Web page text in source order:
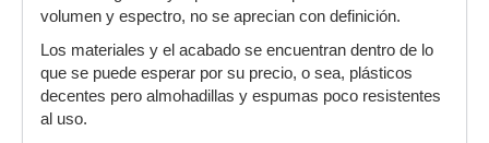
volumen y espectro, no se aprecian con definición.
Los materiales y el acabado se encuentran dentro de lo
que se puede esperar por su precio, o sea, plásticos
decentes pero almohadillas y espumas poco resistentes
al uso.